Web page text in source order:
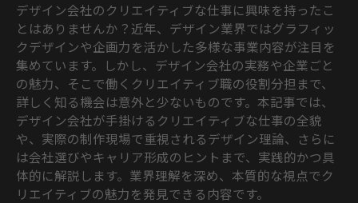
デザイン会社のクリエイティブな仕事に興味を持ったこ
とはありませんか？近年、デザイン業界ではグラフィッ
クデザインや企画力を活かした多様な事業内容が注目を
集めています。しかし、デザイン会社の実務や企業ごと
の魅力、そこで働くクリエイティブ職の役割分担まで、
詳しく知る機会は意外と少ないものです。本記事では、
デザイン会社が手掛けるクリエイティブな仕事の全貌
や、実際の制作現場で重視されるデザイン理論、さらに
は会社選びやキャリア形成のヒントまで、実践的かつ具
体的に解説します。業界理解を深め、本質的な視点でク
リエイティブの魅力を発見できる内容です。